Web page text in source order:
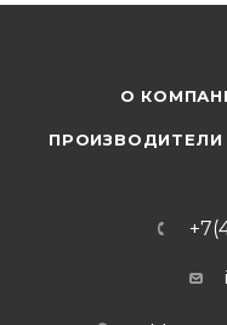
О
ПРОИЗВОДИТЕЛИ